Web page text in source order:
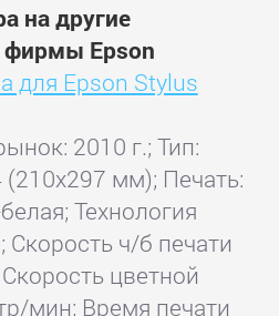
на другие
Epson
для Epson Stylus
2010 г.; Тип:
мм); Печать:
Технология
Скорость ч/б печати
цветной
мин; Время печати